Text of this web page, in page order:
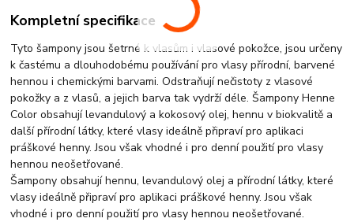
Kompletní specifikace
Tyto šampony jsou šetrné k vlasům i vlasové pokožce, jsou určeny
k častému a dlouhodobému používání pro vlasy přírodní, barvené
hennou i chemickými barvami. Odstraňují nečistoty z vlasové
pokožky a z vlasů, a jejich barva tak vydrží déle. Šampony Henne
Color obsahují levandulový a kokosový olej, hennu v biokvalitě a
další přírodní látky, které vlasy ideálně připraví pro aplikaci
práškové henny. Jsou však vhodné i pro denní použití pro vlasy
hennou neošetřované.
Šampony obsahují hennu, levandulový olej a přírodní látky, které
vlasy ideálně připraví pro aplikaci práškové henny. Jsou však
vhodné i pro denní použití pro vlasy hennou neošetřované.